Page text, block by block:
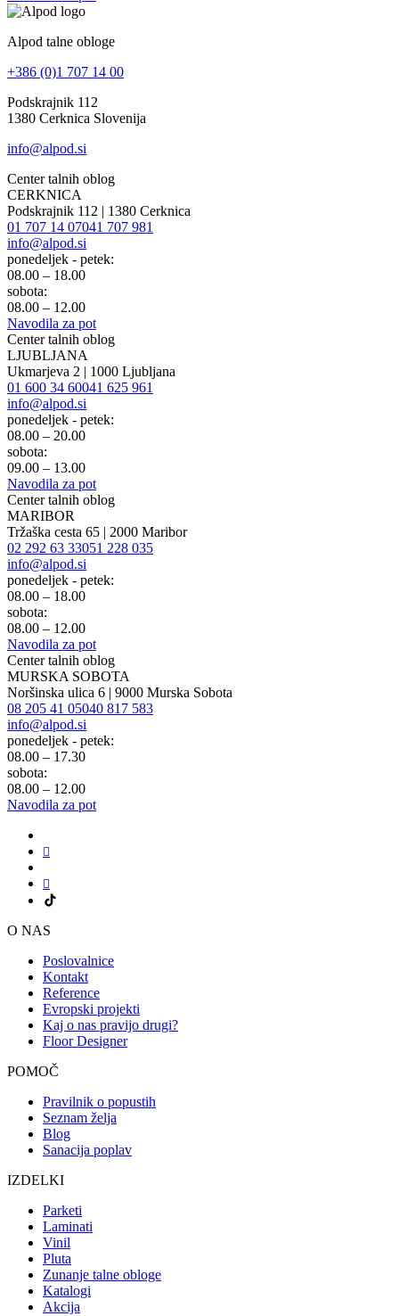
Alpod talne obloge
+386 (0)1 707 14 00
Podskrajnik 112
1380 Cerknica Slovenija
info@alpod.si
Center talnih oblog
CERKNICA
Podskrajnik 112 | 1380 Cerknica
01 707 14 07041 707 981
info@alpod.si
ponedeljek - petek:
08.00 – 18.00
sobota:
08.00 – 12.00
Navodila za pot
Center talnih oblog
LJUBLJANA
Ukmarjeva 2 | 1000 Ljubljana
01 600 34 60041 625 961
info@alpod.si
ponedeljek - petek:
08.00 – 20.00
sobota:
09.00 – 13.00
Navodila za pot
Center talnih oblog
MARIBOR
Tržaška cesta 65 | 2000 Maribor
02 292 63 33051 228 035
info@alpod.si
ponedeljek - petek:
08.00 – 18.00
sobota:
08.00 – 12.00
Navodila za pot
Center talnih oblog
MURSKA SOBOTA
Noršinska ulica 6 | 9000 Murska Sobota
08 205 41 05040 817 583
info@alpod.si
ponedeljek - petek:
08.00 – 17.30
sobota:
08.00 – 12.00
Navodila za pot
O NAS
Poslovalnice
Kontakt
Reference
Evropski projekti
Kaj o nas pravijo drugi?
Floor Designer
POMOČ
Pravilnik o popustih
Seznam želja
Blog
Sanacija poplav
IZDELKI
Parketi
Laminati
Vinil
Pluta
Zunanje talne obloge
Katalogi
Akcija